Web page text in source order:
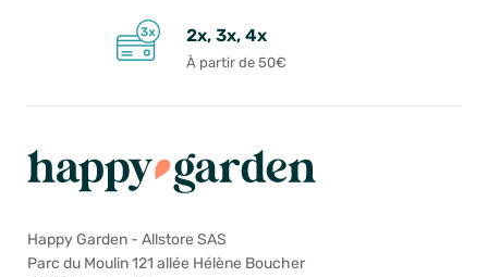
2x, 3x, 4x
À partir de 50€
Happy Garden - Allstore SAS
Parc du Moulin 121 allée Hélène Boucher